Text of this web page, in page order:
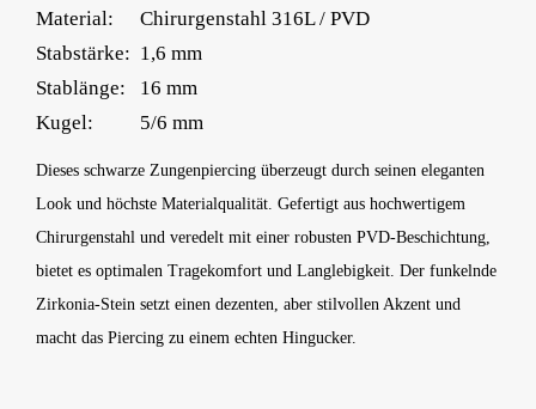
Material:
Chirurgenstahl 316L / PVD
Stabstärke: 1,6 mm
Stablänge:
16 mm
Kugel:
5/6 mm
Dieses schwarze Zungenpiercing überzeugt durch seinen eleganten
Look und höchste Materialqualität. Gefertigt aus hochwertigem
Chirurgenstahl und veredelt mit einer robusten PVD-Beschichtung,
bietet es optimalen Tragekomfort und Langlebigkeit. Der funkelnde
Zirkonia-Stein setzt einen dezenten, aber stilvollen Akzent und
macht das Piercing zu einem echten Hingucker.